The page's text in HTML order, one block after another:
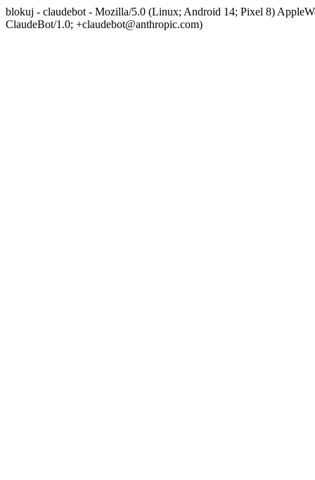
blokuj - claudebot - Mozilla/5.0 (Linux; Android 14; Pixel 8)
ClaudeBot/1.0; +claudebot@anthropic.com)